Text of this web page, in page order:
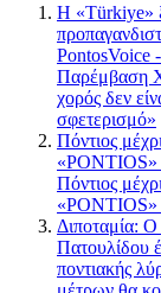
Η «Türkiye»
Παρέμβαση
χορός δεν
σφετερισμό»
Πόντιος
«PONTIOS»
Πόντιος
«PONTIOS»
Διποταμία:
Πατουλίδου
ποντιακής